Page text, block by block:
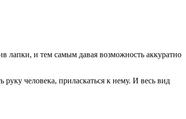
лапки, и тем самым давая возможность аккуратно
руку человека, приласкаться к нему. И весь вид